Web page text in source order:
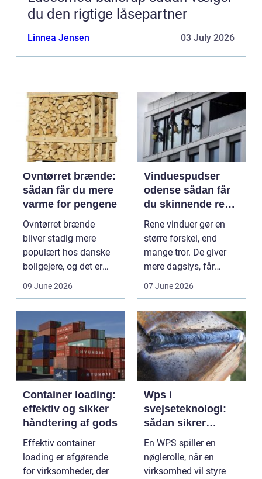
du den rigtige låsepartner
Linnea Jensen 03 July 2026
Ovntørret brænde:
sådan får du mere
varme for pengene
Ovntørret brænde
bliver stadig mere
populært hos danske
boligejere, og det er
ikke uden grund. Når
09 June 2026
Vinduespudser
odense sådan får
du skinnende rene
ruder året rundt
Rene vinduer gør en
større forskel, end
mange tror. De giver
mere dagslys, får
boligen eller virksom...
07 June 2026
Container loading:
effektiv og sikker
håndtering af gods
Effektiv container
loading er afgørende
for virksomheder, der
Wps i
svejseteknologi:
sådan sikrer
virksomheder
kvalitet og
sporbarhed
En WPS spiller en
nøglerolle, når en
virksomhed vil styre